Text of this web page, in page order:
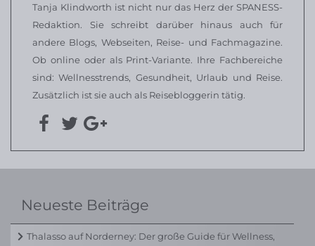
Tanja Klindworth ist nicht nur das Herz der SPANESS-
Redaktion. Sie schreibt darüber hinaus auch für
andere Blogs, Webseiten, Reise- und Fachmagazine.
Ob online oder als Print-Variante. Ihre Fachbereiche
sind: Wellnesstrends, Gesundheit, Urlaub und Reise.
Zusätzlich ist sie auch als Reisebloggerin tätig.
Neueste Beiträge
Thalasso auf Norderney: Der große Guide für Wellness,